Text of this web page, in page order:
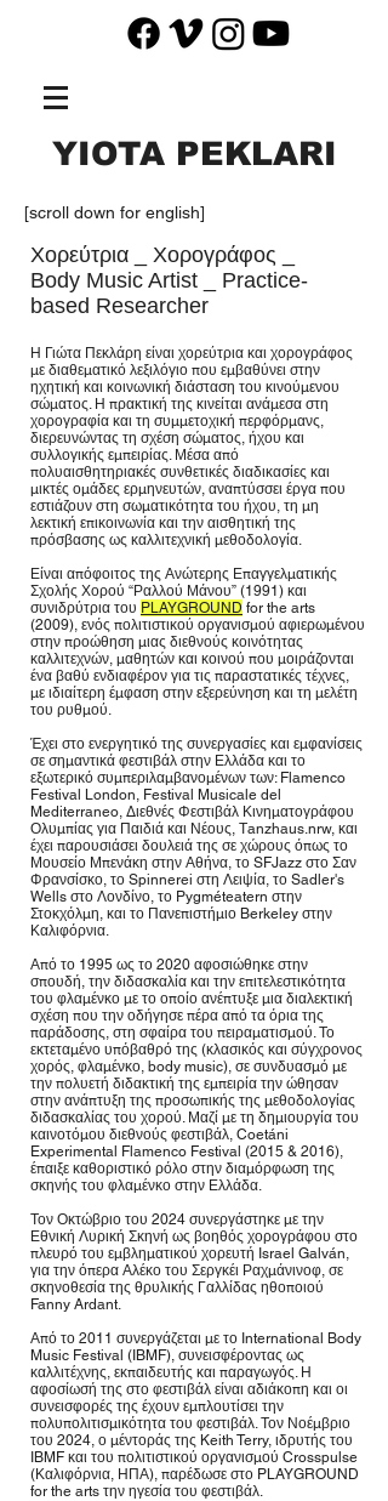
YIOTA PEKLARI
[scroll down for english]
Χορεύτρια _ Χορογράφος _
Body Music Artist _ Practice-
based Researcher
Η Γιώτα Πεκλάρη είναι χορεύτρια και χορογράφος
με διαθεματικό λεξιλόγιο που εμβαθύνει στην
ηχητική και κοινωνική διάσταση του κινούμενου
σώματος. Η πρακτική της κινείται ανάμεσα στη
χορογραφία και τη συμμετοχική περφόρμανς,
διερευνώντας τη σχέση σώματος, ήχου και
συλλογικής εμπειρίας. Μέσα από
πολυαισθητηριακές συνθετικές διαδικασίες και
μικτές ομάδες ερμηνευτών, αναπτύσσει έργα που
εστιάζουν στη σωματικότητα του ήχου, τη μη
λεκτική επικοινωνία και την αισθητική της
πρόσβασης ως καλλιτεχνική μεθοδολογία.
Είναι απόφοιτος της Ανώτερης Επαγγελματικής
Σχολής Χορού “Ραλλού Μάνου” (1991) και
συνιδρύτρια του PLAYGROUND for the arts
(2009), ενός πολιτιστικού οργανισμού αφιερωμένου
στην προώθηση μιας διεθνούς κοινότητας
καλλιτεχνών, μαθητών και κοινού που μοιράζονται
ένα βαθύ ενδιαφέρον για τις παραστατικές τέχνες,
με ιδιαίτερη έμφαση στην εξερεύνηση και τη μελέτη
του ρυθμού.
Έχει στο ενεργητικό της συνεργασίες και εμφανίσεις
σε σημαντικά φεστιβάλ στην Ελλάδα και το
εξωτερικό συμπεριλαμβανομένων των: Flamenco
Festival London, Festival Musicale del
Mediterraneo, Διεθνές Φεστιβάλ Κινηματογράφου
Ολυμπίας για Παιδιά και Νέους, Τanzhaus.nrw, και
έχει παρουσιάσει δουλειά της σε χώρους όπως το
Μουσείο Μπενάκη στην Αθήνα, το SFJazz στο Σαν
Φρανσίσκο, το Spinnerei στη Λειψία, το Sadler's
Wells στο Λονδίνο, το Pygméteatern στην
Στοκχόλμη, και το Πανεπιστήμιο Berkeley στην
Καλιφόρνια.
Από το 1995 ως το 2020 αφοσιώθηκε στην
σπουδή, την διδασκαλία και την επιτελεστικότητα
του φλαμένκο με το οποίο ανέπτυξε μια διαλεκτική
σχέση που την οδήγησε πέρα ​​από τα όρια της
παράδοσης, στη σφαίρα του πειραματισμού. Το
εκτεταμένο υπόβαθρό της (κλασικός και σύγχρονος
χορός, φλαμένκο, body music), σε συνδυασμό με
την πολυετή διδακτική της εμπειρία την ώθησαν
στην ανάπτυξη της προσωπικής της μεθοδολογίας
διδασκαλίας του χορού. Μαζί με τη δημιουργία του
καινοτόμου διεθνούς φεστιβάλ, Coetáni
Experimental Flamenco Festival (2015 & 2016),
έπαιξε καθοριστικό ρόλο στην διαμόρφωση της
σκηνής του φλαμένκο στην Ελλάδα.
Τον Οκτώβριο του 2024 συνεργάστηκε με την
Εθνική Λυρική Σκηνή ως βοηθός χορογράφου στο
πλευρό του εμβληματικού χορευτή Israel Galván,
για την όπερα Αλέκο του Σεργκέι Ραχμάνινοφ, σε
σκηνοθεσία της θρυλικής Γαλλίδας ηθοποιού
Fanny Ardant.
Από το 2011 συνεργάζεται με το International Body
Music Festival (IBMF), συνεισφέροντας ως
καλλιτέχνης, εκπαιδευτής και παραγωγός. Η
αφοσίωσή της στο φεστιβάλ είναι αδιάκοπη και οι
συνεισφορές της έχουν εμπλουτίσει την
πολυπολιτισμικότητα του φεστιβάλ. Τον Νοέμβριο
του 2024, ο μέντοράς της Keith Terry, ιδρυτής του
IBMF και του πολιτιστικού οργανισμού Crosspulse
(Καλιφόρνια, ΗΠΑ), παρέδωσε στο PLAYGROUND
for the arts την ηγεσία του φεστιβάλ.